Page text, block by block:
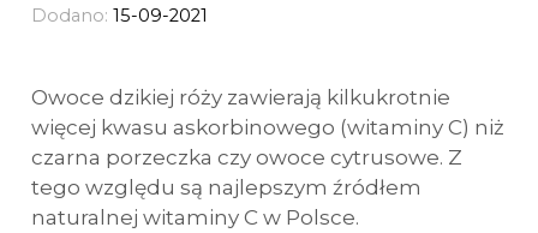
Dodano: 15-09-2021
Owoce dzikiej róży zawierają kilkukrotnie
więcej kwasu askorbinowego (witaminy C) niż
czarna porzeczka czy owoce cytrusowe. Z
tego względu są najlepszym źródłem
naturalnej witaminy C w Polsce.